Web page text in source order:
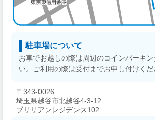
駐車場について
お車でお越しの際は周辺のコインパーキン
い。ご利用の際は受付までお申し付けくだ
〒343-0026
埼玉県越谷市北越谷4-3-12
ブリリアンレジデンス102